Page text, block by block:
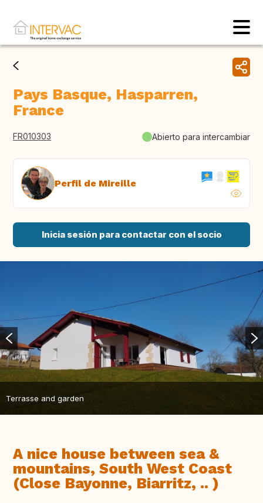
Pays Basque, Hasparren,
France
FR010303 Abierto para intercambiar
Perfil de Mireille
Inicia sesión para contactar con el socio
Terrasse and garden
A nice house between sea &
mountains, South West Coast
(Close Bayonne, Biarritz, .. )